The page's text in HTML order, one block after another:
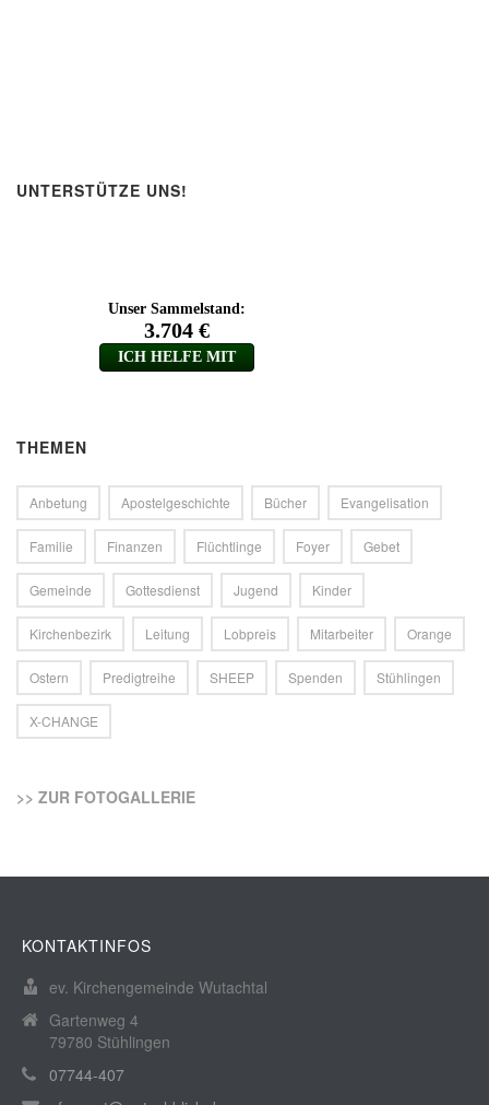
UNTERSTÜTZE UNS!
THEMEN
Anbetung Apostelgeschichte Bücher Evangelisation
Familie Finanzen Flüchtlinge Foyer Gebet
Gemeinde Gottesdienst Jugend Kinder
Kirchenbezirk Leitung Lobpreis Mitarbeiter Orange
Ostern Predigtreihe SHEEP Spenden Stühlingen
X-CHANGE
>> ZUR FOTOGALLERIE
KONTAKTINFOS
ev. Kirchengemeinde Wutachtal
Gartenweg 4
79780 Stühlingen
07744-407